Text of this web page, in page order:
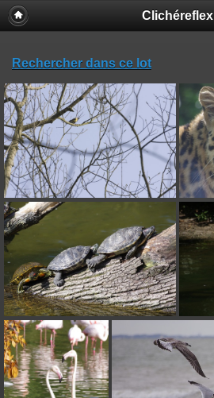
Clichéreflex
Rechercher dans ce lot